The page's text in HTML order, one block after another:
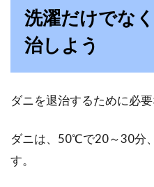
お年寄
恵を教え
洗濯だけでな
治しよう
ダニを退治するために必要
ダニは、50℃で20～30分
す。